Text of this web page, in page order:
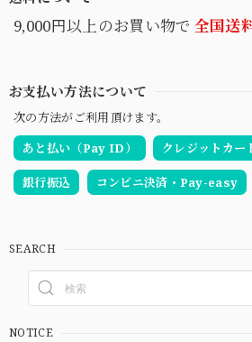
9,000円以上のお買い物で 全国送
お支払い方法について
次の方法がご利用頂けます。
あと払い（Pay ID）
クレジットカー
銀行振込 コンビニ決済・Pay-easy
SEARCH
NOTICE